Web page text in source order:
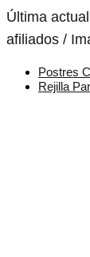
Última
afiliados /
Postres
Rejilla